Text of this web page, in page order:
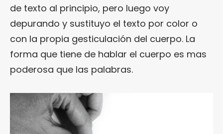
de texto al principio, pero luego voy
depurando y sustituyo el texto por color o
con la propia gesticulación del cuerpo. La
forma que tiene de hablar el cuerpo es mas
poderosa que las palabras.